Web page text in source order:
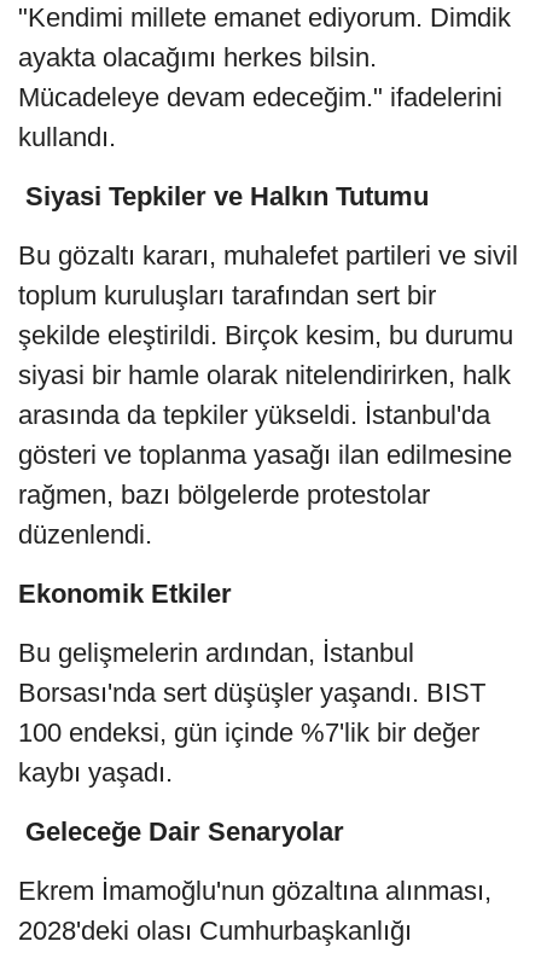
"Kendimi millete emanet ediyorum. Dimdik
ayakta olacağımı herkes bilsin.
Mücadeleye devam edeceğim." ifadelerini
kullandı.
Siyasi Tepkiler ve Halkın Tutumu
Bu gözaltı kararı, muhalefet partileri ve sivil
toplum kuruluşları tarafından sert bir
şekilde eleştirildi. Birçok kesim, bu durumu
siyasi bir hamle olarak nitelendirirken, halk
arasında da tepkiler yükseldi. İstanbul'da
gösteri ve toplanma yasağı ilan edilmesine
rağmen, bazı bölgelerde protestolar
düzenlendi.
Ekonomik Etkiler
Bu gelişmelerin ardından, İstanbul
Borsası'nda sert düşüşler yaşandı. BIST
100 endeksi, gün içinde %7'lik bir değer
kaybı yaşadı.
Geleceğe Dair Senaryolar
Ekrem İmamoğlu'nun gözaltına alınması,
2028'deki olası Cumhurbaşkanlığı